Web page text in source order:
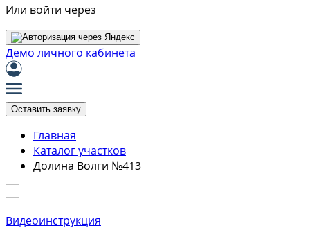
Или войти через
Демо личного кабинета
Оставить заявку
Главная
Каталог участков
Долина Волги №413
Видеоинструкция